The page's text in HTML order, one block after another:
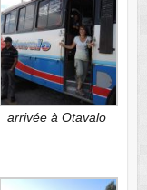
arrivée à Otavalo